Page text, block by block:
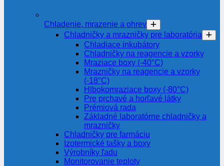
Chladenie, mrazenie a ohrev
Chladničky a mrazničky pre laboratória
Chladiace inkubátory
Chladničky na reagencie a vzorky
Mraziace boxy (-40°C)
Mrazničky na reagencie a vzorky
(-18°C)
Hlbokomraziace boxy (-80°C)
Pre prchavé a horľavé látky
Prémiová rada
Základné laboratórne chladničky a
mrazničky
Chladničky pre farmáciu
Izotermické tašky a boxy
Výrobníky ľadu
Monitorovanie teploty